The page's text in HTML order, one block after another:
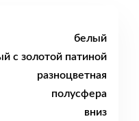
белый
с золотой патиной
разноцветная
полусфера
вниз